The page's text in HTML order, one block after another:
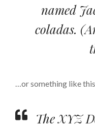
named
coladas.
…or something like
The XYZ